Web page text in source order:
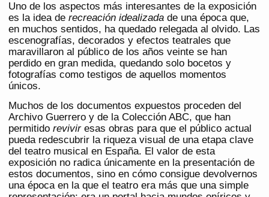
Uno de los aspectos más interesantes de la exposición
es la idea de recreación idealizada de una época que,
en muchos sentidos, ha quedado relegada al olvido. Las
escenografías, decorados y efectos teatrales que
maravillaron al público de los años veinte se han
perdido en gran medida, quedando solo bocetos y
fotografías como testigos de aquellos momentos
únicos.
Muchos de los documentos expuestos proceden del
Archivo Guerrero y de la Colección ABC, que han
permitido reviviresas obras para que el público actual
pueda redescubrir la riqueza visual de una etapa clave
del teatro musical en España. El valor de esta
exposición no radica únicamente en la presentación de
estos documentos, sino en cómo consigue devolvernos
una época en la que el teatro era más que una simple